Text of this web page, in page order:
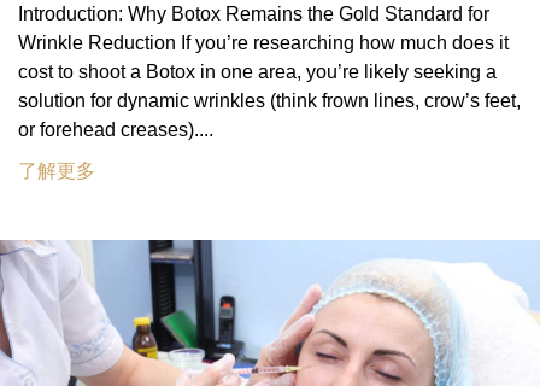
Introduction: Why Botox Remains the Gold Standard for
Wrinkle Reduction If you’re researching how much does it
cost to shoot a Botox in one area, you’re likely seeking a
solution for dynamic wrinkles (think frown lines, crow’s feet,
or forehead creases)....
了解更多